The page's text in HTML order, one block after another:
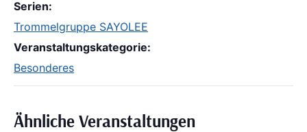
Serien:
Trommelgruppe SAYOLEE
Veranstaltungskategorie:
Besonderes
Ähnliche Veranstaltungen